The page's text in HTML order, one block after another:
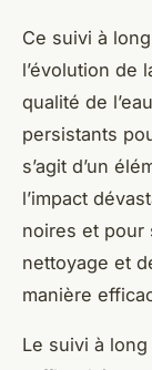
Ce suivi à
l’évolution de
qualité de
persistants
s’agit d’un
l’impact
noires et pour
nettoyage et
manière
Le suivi à